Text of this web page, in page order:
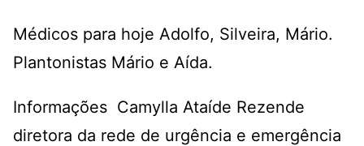
Médicos para hoje Adolfo, Silveira, Mário.
Plantonistas Mário e Aída.
Informações Camylla Ataíde Rezende
diretora da rede de urgência e emergência